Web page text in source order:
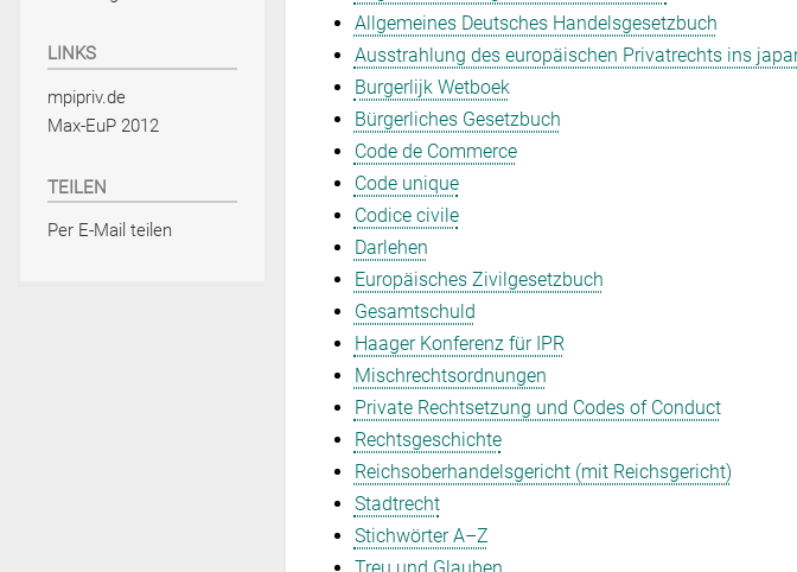
Allgemeines Deutsches Handelsgesetzbuch
Ausstrahlung des europäischen Privatrechts ins
Burgerlijk Wetboek
Bürgerliches Gesetzbuch
Code de Commerce
Code unique
Codice civile
Darlehen
Europäisches Zivilgesetzbuch
Gesamtschuld
Haager Konferenz für IPR
Mischrechtsordnungen
Private Rechtsetzung und Codes of Conduct
Rechtsgeschichte
Reichsoberhandelsgericht (mit Reichsgericht)
Stadtrecht
Stichwörter A–Z
LINKS
mpipriv.de
Max-EuP 2012
TEILEN
Per E-Mail teilen